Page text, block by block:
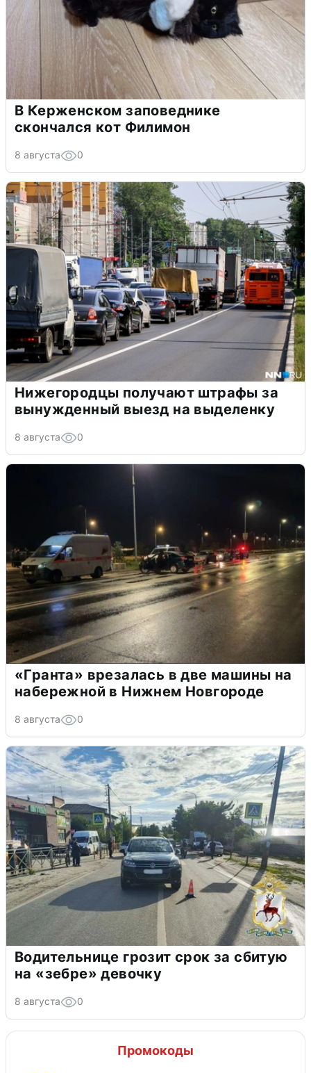
В Керженском заповеднике
скончался кот Филимон
8 августа 0
Нижегородцы получают штрафы за
вынужденный выезд на выделенку
8 августа 0
«Гранта» врезалась в две машины на
набережной в Нижнем Новгороде
8 августа 0
Водительнице грозит срок за сбитую
на «зебре» девочку
8 августа 0
Промокоды